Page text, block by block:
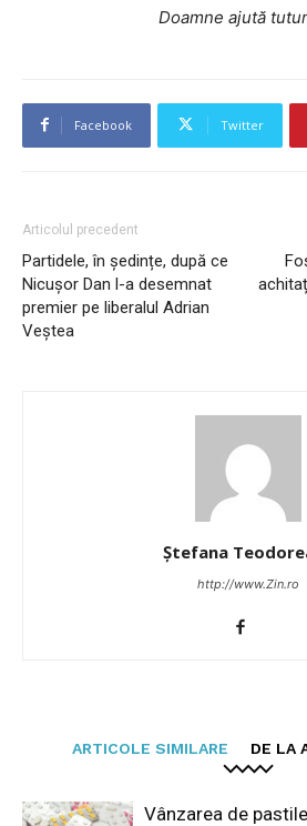
Doamne ajută
Facebook Twitter
Articolul precedent
Partidele, în ședințe, după ce
Nicușor Dan l-a desemnat
premier pe liberalul Adrian
Veștea
Ștefana
http://www.Zin.ro
ARTICOLE SIMILARE DE LA
Vânzarea de